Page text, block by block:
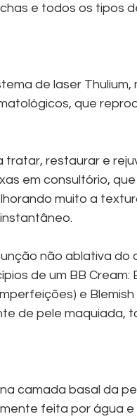
e todos os tipos
de laser
que
tratar, restaurar e
em consultório,
muito a
não ablativa do
de um BB
e
de pele maquiada,
camada basal da
feita por água e